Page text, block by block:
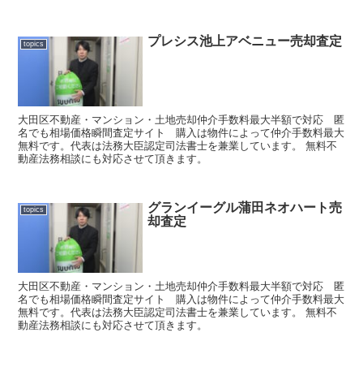
topics プレシス池上アベニュー売却査定
大田区不動産・マンション・土地売却仲介手数料最大半額で対応 匿
名でも相場価格瞬間査定サイト 購入は物件によって仲介手数料最大
無料です。代表は法務大臣認定司法書士を兼業しています。 無料不
動産法務相談にも対応させて頂きます。
topics
グランイーグル蒲田ネオハート売
却査定
大田区不動産・マンション・土地売却仲介手数料最大半額で対応 匿
名でも相場価格瞬間査定サイト 購入は物件によって仲介手数料最大
無料です。代表は法務大臣認定司法書士を兼業しています。 無料不
動産法務相談にも対応させて頂きます。